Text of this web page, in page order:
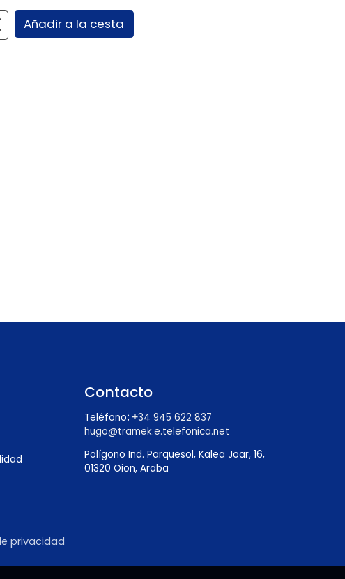
Añadir a la cesta
Contacto
Teléfono: +34 945 622 837
hugo@tramek.e.telefonica.net
Polígono Ind. Parquesol, Kalea Joar, 16,
01320 Oion, Araba
privacidad